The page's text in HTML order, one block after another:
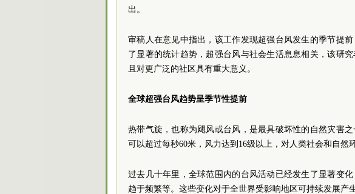
出。
审稿人在意见中指出，该工作发现超强台风发生的季节提
了显著的统计趋势，超强台风与社会生活息息相关，该研
且对更广泛的社区具有重大意义。
全球超强台风趋势呈季节性提前
热带气旋，也称为飓风或台风，是最具破坏性的自然灾害
可以超过每秒60米，风力达到16级以上，对人类社会和自然
过去几十年里，全球范围内的台风活动已经发生了显著变
趋于频繁等。这些变化对于全世界受影响地区可持续发展产